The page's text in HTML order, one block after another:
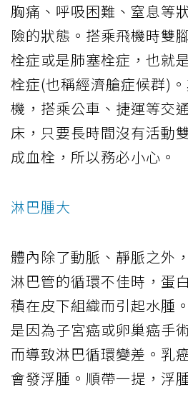
胸痛、呼吸困難、窒息等
險的狀態。搭乘飛機時雙
栓症或是肺塞栓症，也就
栓症(也稱經濟艙症候群)
機，搭乘公車、捷運等交
床，只要長時間沒有活動
成血栓，所以務必小心。
淋巴腫大
體內除了動脈、靜脈之外
淋巴管的循環不佳時，蛋
積在皮下組織而引起水腫
是因為子宮癌或卵巢癌手
而導致淋巴循環變差。乳
會發浮腫。順帶一提，浮